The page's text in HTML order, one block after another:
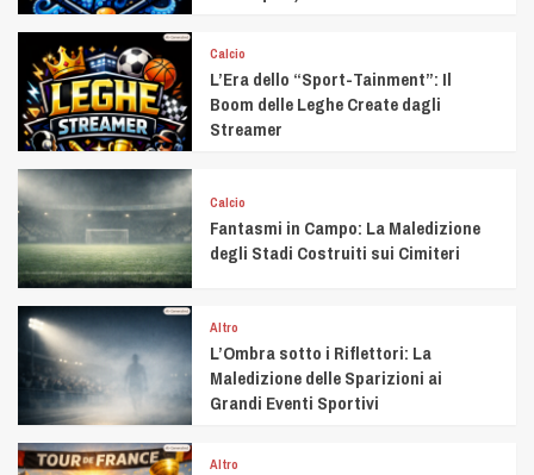
Calcio
L’Era dello “Sport-Tainment”: Il
Boom delle Leghe Create dagli
Streamer
Calcio
Fantasmi in Campo: La Maledizione
degli Stadi Costruiti sui Cimiteri
Altro
L’Ombra sotto i Riflettori: La
Maledizione delle Sparizioni ai
Grandi Eventi Sportivi
Altro